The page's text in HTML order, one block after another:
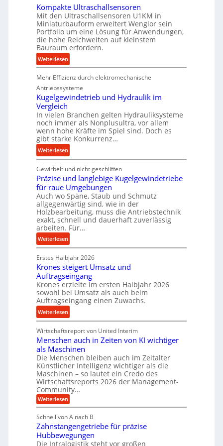
e
P
r
o
d
u
k
i
o
n
i
n
d
e
n
M
i
t
t
e
l
s
t
a
n
Kompakte Ultraschallsensoren
Mit den Ultraschallsensoren U1KM in
Miniaturbauform erweitert Wenglor sein
Portfolio um eine Lösung für Anwendungen,
die hohe Reichweiten auf kleinstem
Bauraum erfordern.
Weiterlesen:
K
o
m
p
k
t
e
U
l
t
r
a
s
c
h
a
l
s
e
n
s
o
r
e
n
Mehr Effizienz durch elektromechanische
Antriebssysteme
Kugelgewindetrieb und Hydraulik im
Vergleich
In vielen Branchen gelten Hydrauliksysteme
noch immer als Nonplusultra, vor allem
wenn hohe Kräfte im Spiel sind. Doch es
gibt starke Konkurrenz…
Weiterlesen:
K
u
g
e
l
g
e
w
i
n
d
e
t
r
i
e
b
u
n
d
H
y
d
r
a
u
l
k
i
m
Gewirbelt und nicht geschliffen
Präzise und langlebige Kugelgewindetriebe
für raue Umgebungen
Auch wo Späne, Staub und Schmutz
allgegenwärtig sind, wie in der
Holzbearbeitung, muss die Antriebstechnik
exakt, schnell und dauerhaft zuverlässig
arbeiten. Für…
Weiterlesen:
P
r
ä
z
i
s
e
u
n
d
l
a
n
g
l
e
b
i
g
e
K
Erstes Halbjahr 2026
Krones steigert Umsatz und
Auftragseingang
Krones erzielte im ersten Halbjahr 2026
sowohl bei Umsatz als auch beim
Auftragseingang einen Zuwachs.
Weiterlesen:
K
r
o
n
e
s
s
t
e
i
g
e
r
t
Wirtschaftsreport von United Interim
Menschen auch in Zeiten von KI wichtiger
als Maschinen
Die Menschen bleiben auch im Zeitalter
Künstlicher Intelligenz wichtiger als die
Maschinen – so lautet ein Credo des
Wirtschaftsreports 2026 der Management-
Community…
Weiterlesen:
M
n
s
c
h
Schnell von A nach B
Zahnstangengetriebe für präzise
Hubbewegungen
Die Intralogistik steht vor großen